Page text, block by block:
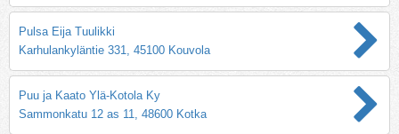
Pulsa Eija Tuulikki
Karhulankyläntie 331, 45100 Kouvola
Puu ja Kaato Ylä-Kotola Ky
Sammonkatu 12 as 11, 48600 Kotka